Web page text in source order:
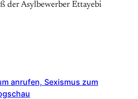
der Asylbewerber Ettayebi
anrufen, Sexismus zum